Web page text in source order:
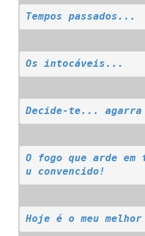
Tempos passados...
Os intocáveis...
Decide-te...
O fogo que arde
u convencido!
Hoje é o meu